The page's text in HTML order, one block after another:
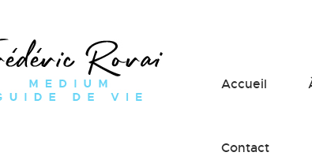
Accueil
Contact